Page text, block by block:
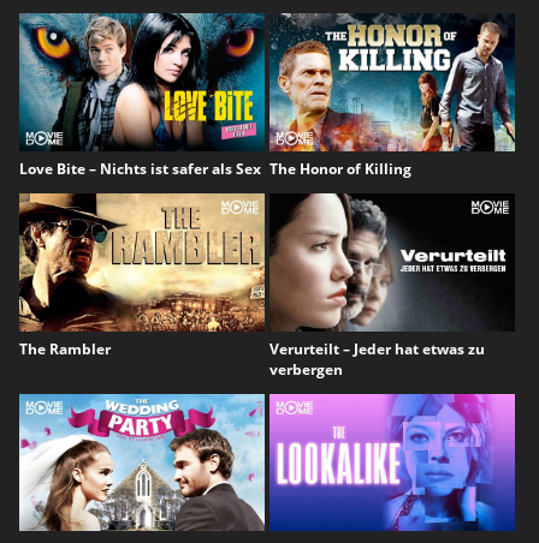
Love Bite – Nichts ist safer als Sex The Honor of Killing
The Rambler
Verurteilt – Jeder hat etwas zu
verbergen